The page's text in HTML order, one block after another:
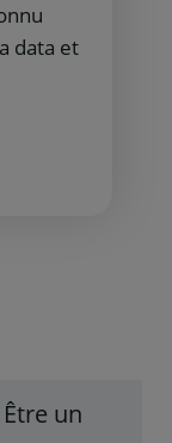
data et
Être un